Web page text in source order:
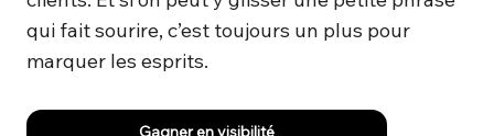
qui fait sourire, c’est toujours un plus pour
marquer les esprits.
Gagner en visibilité